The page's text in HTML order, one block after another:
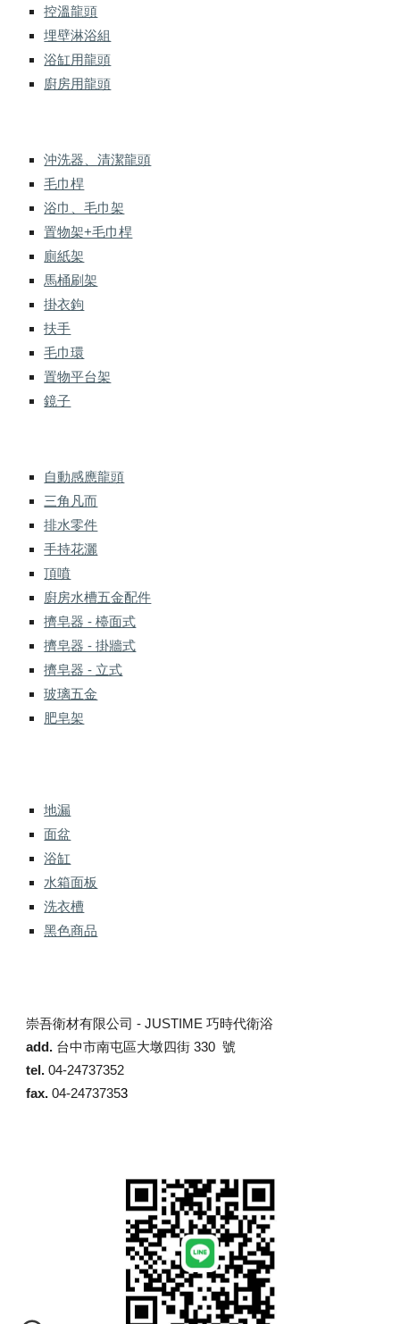
控溫龍頭
埋壁淋浴組
浴缸用龍頭
廚房用龍頭
沖洗器、清潔龍頭
毛巾桿
浴巾、毛巾架
置物架+毛巾桿
廁紙架
馬桶刷架
掛衣鉤
扶手
毛巾環
置物平台架
鏡子
自動感應龍頭
三角凡而
排水零件
手持花灑
頂噴
廚房水槽五金配件
擠皂器 - 檯面式
擠皂器 - 掛牆式
擠皂器 - 立式
玻璃五金
肥皂架
地漏
面盆
浴缸
水箱面板
洗衣槽
黑色商品
崇吾衛材有限公司 -JUSTIME 巧時代衛浴
add. 台中市南屯區大墩四街 330 號
tel.04-24737352
fax.04-24737353